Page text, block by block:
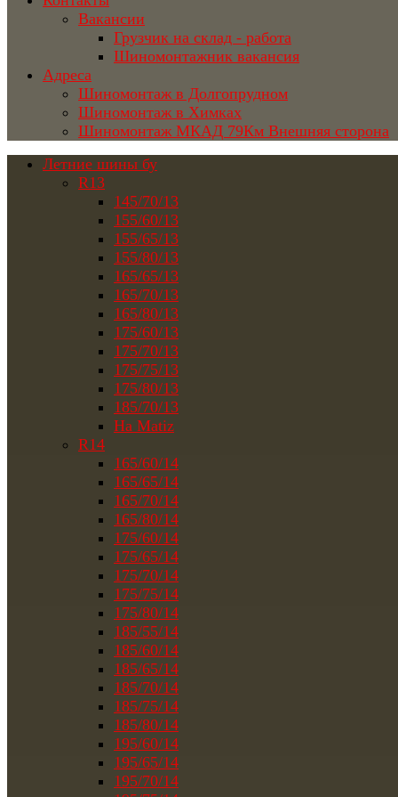
Вакансии
Грузчик на склад - работа
Шиномонтажник вакансия
Адреса
Шиномонтаж в Долгопрудном
Шиномонтаж в Химках
Шиномонтаж МКАД 79Км Внешняя сторона
Летние шины бу
R13
145/70/13
155/60/13
155/65/13
155/80/13
165/65/13
165/70/13
165/80/13
175/60/13
175/70/13
175/75/13
175/80/13
185/70/13
На Matiz
R14
165/60/14
165/65/14
165/70/14
165/80/14
175/60/14
175/65/14
175/70/14
175/75/14
175/80/14
185/55/14
185/60/14
185/65/14
185/70/14
185/75/14
185/80/14
195/60/14
195/65/14
195/70/14